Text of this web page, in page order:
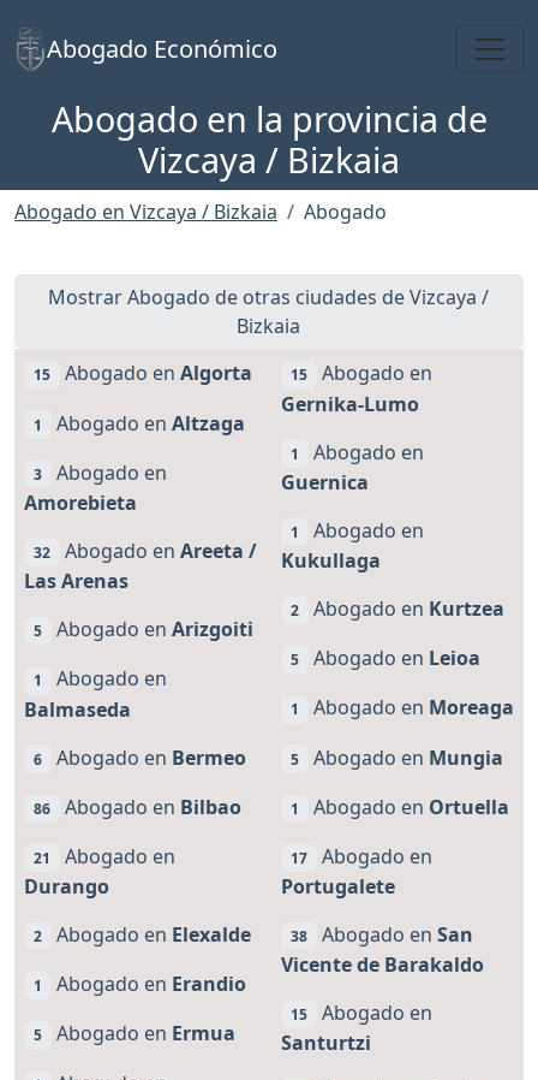
Abogado Económico
Abogado en la provincia de
Vizcaya / Bizkaia
Abogado en Vizcaya / Bizkaia Abogado
Mostrar Abogado de otras ciudades de Vizcaya /
Bizkaia
15 Abogado en Algorta
1 Abogado en Altzaga
3
Abogado en
Amorebieta
32 Abogado en Areeta /
Las Arenas
5 Abogado en Arizgoiti
1
Abogado en
Balmaseda
6 Abogado en Bermeo
86 Abogado en Bilbao
21
Abogado en
Durango
2 Abogado en Elexalde
1 Abogado en Erandio
5 Abogado en Ermua
15
Abogado en
Gernika-Lumo
1
Abogado en
Guernica
1
Abogado en
Kukullaga
2 Abogado en Kurtzea
5 Abogado en Leioa
1 Abogado en Moreaga
5 Abogado en Mungia
1 Abogado en Ortuella
17
Abogado en
Portugalete
38 Abogado en San
Vicente de Barakaldo
15
Abogado en
Santurtzi